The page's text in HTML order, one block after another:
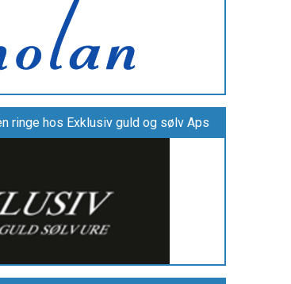
ringe hos Exklusiv guld og sølv Aps